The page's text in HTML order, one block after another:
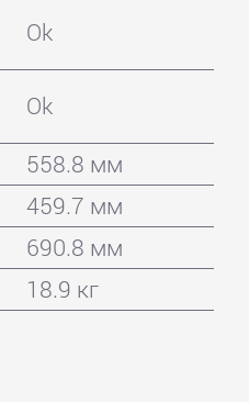
Ok
Ok
558.8 мм
459.7 мм
690.8 мм
18.9 кг